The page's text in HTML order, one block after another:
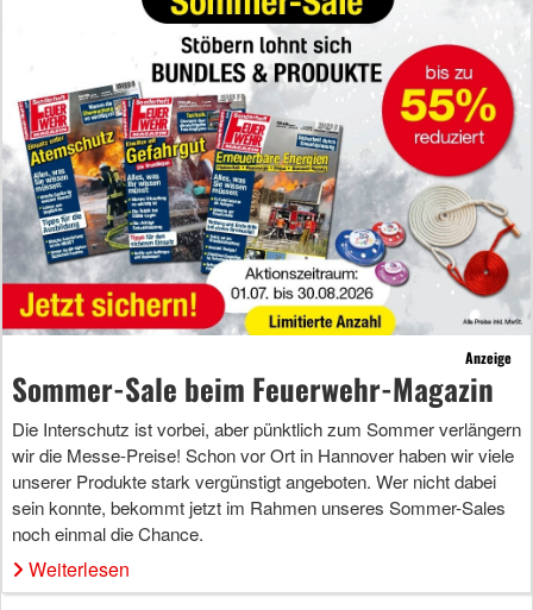
Anzeige
Sommer-Sale beim Feuerwehr-Magazin
Die Interschutz ist vorbei, aber pünktlich zum Sommer verlängern
wir die Messe-Preise! Schon vor Ort in Hannover haben wir viele
unserer Produkte stark vergünstigt angeboten. Wer nicht dabei
sein konnte, bekommt jetzt im Rahmen unseres Sommer-Sales
noch einmal die Chance.
Weiterlesen